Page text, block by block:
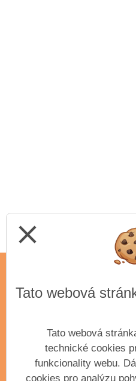
příspěvková
Příbram
IČO:
close
Tato webová
Tato webová
technické cookies
funkcionality webu.
cookies pro analýzu